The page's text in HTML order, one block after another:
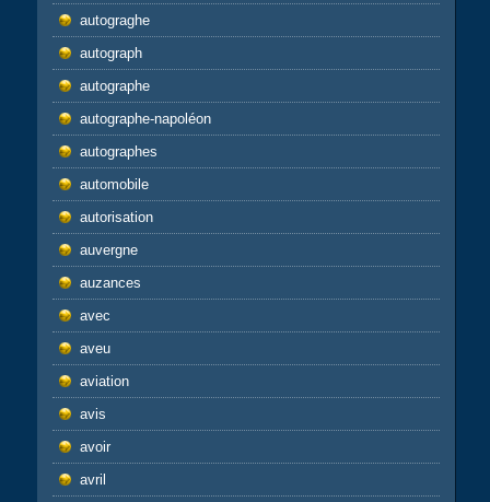
autograghe
autograph
autographe
autographe-napoléon
autographes
automobile
autorisation
auvergne
auzances
avec
aveu
aviation
avis
avoir
avril